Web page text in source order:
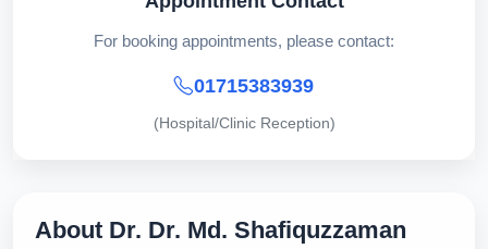
For booking appointments, please contact:
01715383939
(Hospital/Clinic Reception)
About Dr. Dr. Md. Shafiquzzaman